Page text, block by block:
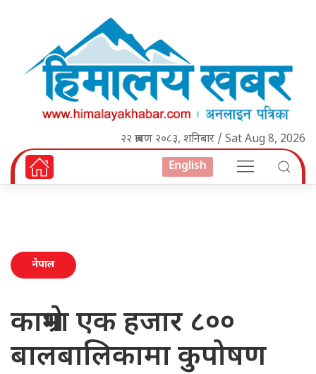
२२ श्रावण २०८३, शनिबार / Sat Aug 8, 2026
English
नेपाल
काभ्रेमा एक हजार ८००
बालबालिकामा कुपोषण